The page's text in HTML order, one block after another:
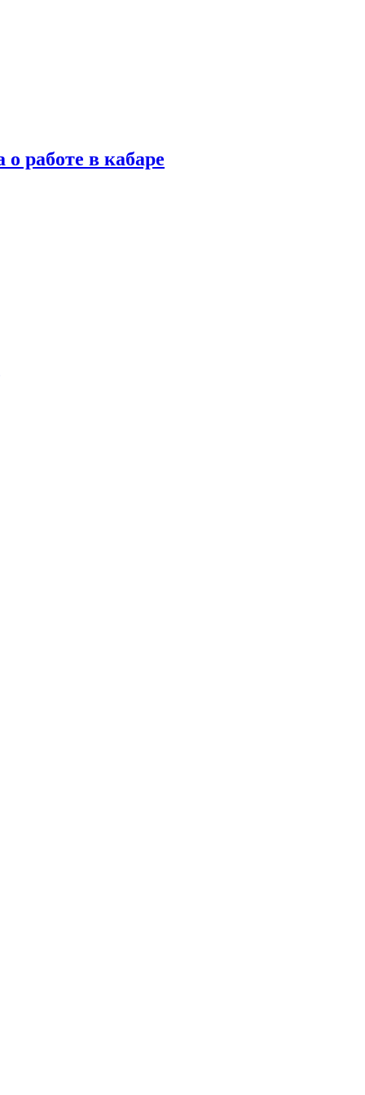
работе в кабаре